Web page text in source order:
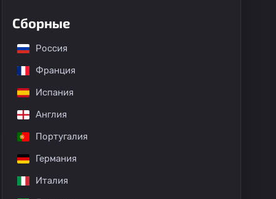
Сборные
Россия
Франция
Испания
Англия
Португалия
Германия
Италия